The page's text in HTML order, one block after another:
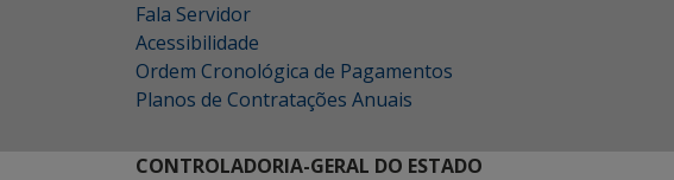
Fala Servidor
Acessibilidade
Ordem Cronológica de Pagamentos
Planos de Contratações Anuais
CONTROLADORIA-GERAL DO ESTADO